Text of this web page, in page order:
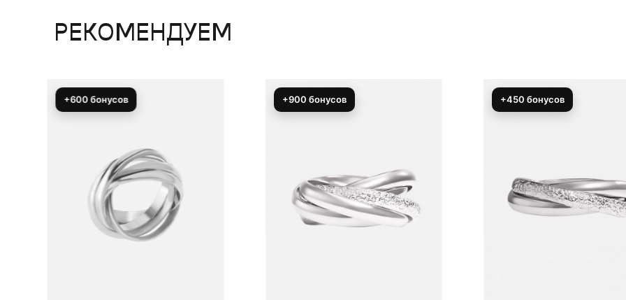
РЕКОМЕНДУЕМ
+900 бонусов +450 бонусов +950 бонусов